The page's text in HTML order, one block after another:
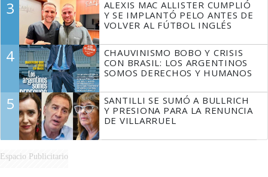
3
ALEXIS MAC ALLISTER CUMPLIÓ
Y SE IMPLANTÓ PELO ANTES DE
VOLVER AL FÚTBOL INGLÉS
4
CHAUVINISMO BOBO Y CRISIS
CON BRASIL: LOS ARGENTINOS
SOMOS DERECHOS Y HUMANOS
5
SANTILLI SE SUMÓ A BULLRICH
Y PRESIONA PARA LA RENUNCIA
DE VILLARRUEL
Espacio Publicitario